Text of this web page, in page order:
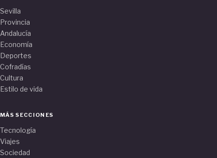
Sevilla
Provincia
Andalucía
Economía
Deportes
Cofradías
Cultura
Estilo de vida
MÁS SECCIONES
Tecnología
Viajes
Sociedad